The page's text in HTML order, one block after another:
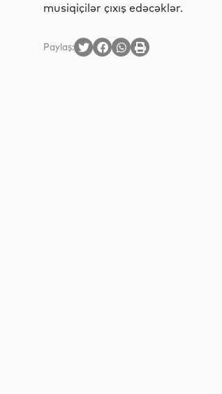
musiqiçilər çıxış edəcəklər.
Paylaş: